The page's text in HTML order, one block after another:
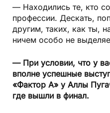
— Находились те, кто
профессии. Дескать,
другим, таких, как ты,
ничем особо не
— При условии, что у
вполне успешные
«Фактор А» у Аллы
где вышли в финал.